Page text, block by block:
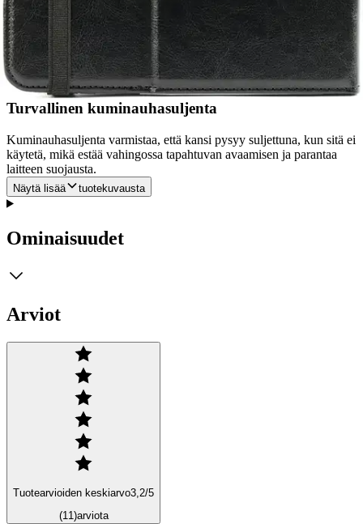
Monipuolinen jalusta-toiminto
Sisäänrakennetun jalusta-toiminnon avulla käyttäjät voivat asettaa
tabletin eri kulmiin helppoa katselua varten, mikä sopii erinomaisesti
videoiden tai videopuheluiden katseluun.
Turvallinen kuminauhasuljenta
Kuminauhasuljenta varmistaa, että kansi pysyy suljettuna, kun sitä ei
käytetä, mikä estää vahingossa tapahtuvan avaamisen ja parantaa
laitteen suojausta.
Näytä lisää tuotekuvausta
Ominaisuudet
Arviot
Tuotearvioiden keskiarvo3,2/5
(11)arviota